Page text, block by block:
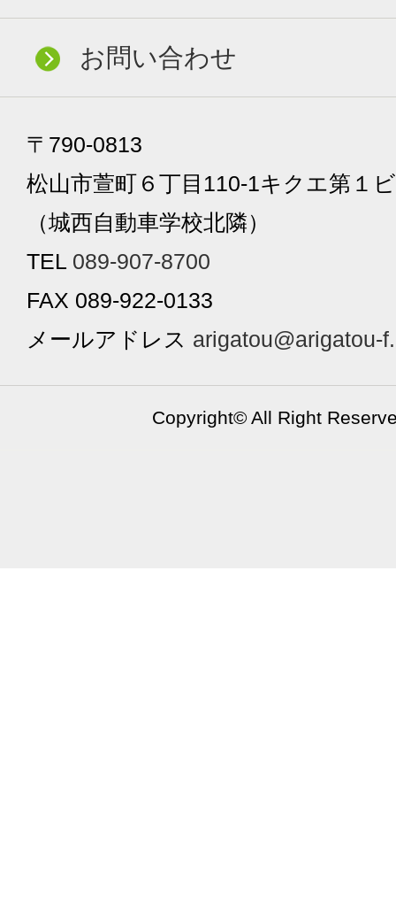
お問い合わせ
〒790-0813
松山市萱町６丁目110-1キクエ第１
（城西自動車学校北隣）
TEL 089-907-8700
FAX 089-922-0133
メールアドレス arigatou@arigatou-
Copyright© All Right